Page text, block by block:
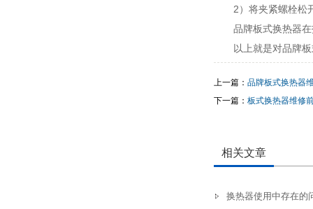
2）将夹紧螺栓松
品牌板式换热器
以上就是对品牌
上一篇： 品牌板式换热器
下一篇： 板式换热器维修
相关文章
换热器使用中存在的